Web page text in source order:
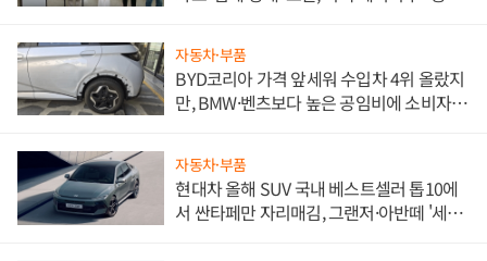
자동차·부품
BYD코리아 가격 앞세워 수입차 4위 올랐지
만, BMW·벤츠보다 높은 공임비에 소비자
자동차·부품
현대차 올해 SUV 국내 베스트셀러 톱10에
서 싼타페만 자리매김, 그랜저·아반떼 '세단